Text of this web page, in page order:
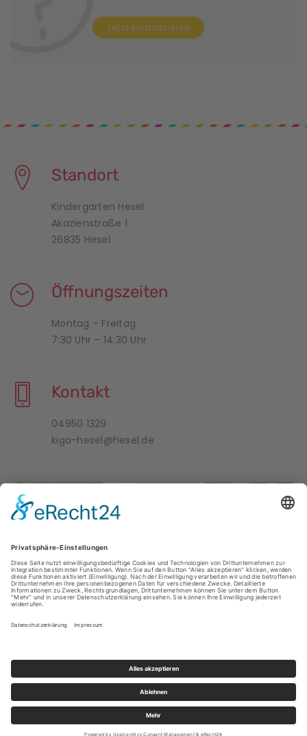
Jetzt kontaktieren
Standort
Kindergarten Hesel
Akazienstraße 1
26835 Hesel
Öffnungszeiten
Montag – Freitag
7:30 Uhr – 14:30 Uhr
Kontakt
04950 1329
kiga-hesel@hesel.de
IMPRESSUM DATENSCHUTZ
KONTAKT